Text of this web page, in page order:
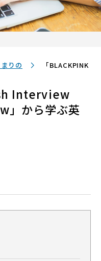
方へ
りの 「BLACKPINK
Interview
から学ぶ英